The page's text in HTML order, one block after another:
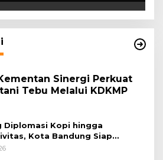
Sinergi Perkuat
Tebu Melalui KDKMP
Diplomasi Kopi hingga
Kota Bandung Siap
25 Duta Besar di Festival Asia